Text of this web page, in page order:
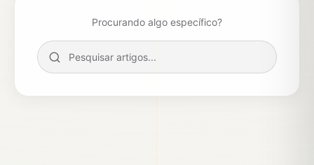
Procurando algo específico?